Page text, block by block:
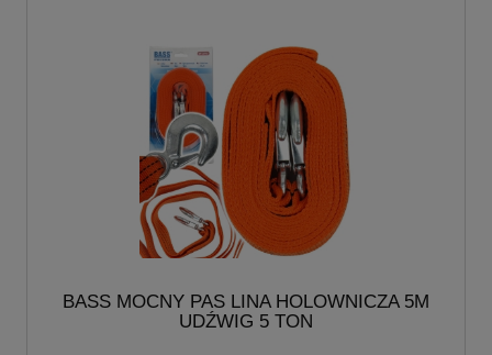
BASS MOCNY PAS LINA HOLOWNICZA 5M
UDŹWIG 5 TON